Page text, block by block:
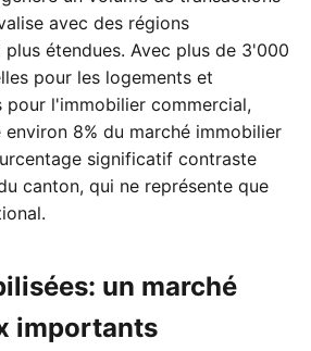
avec des régions
étendues. Avec plus de 3'000
pour les logements et
pour l'immobilier commercial,
environ 8% du marché immobilier
significatif contraste
canton, qui ne représente que
un marché
importants